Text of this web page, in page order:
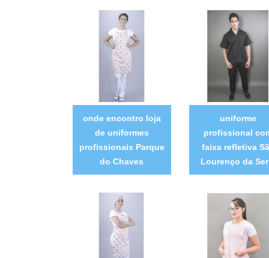
onde encontro loja
de uniformes
profissionais Parque
do Chaves
uniforme
profissional
faixa refletiva
Lourenço da